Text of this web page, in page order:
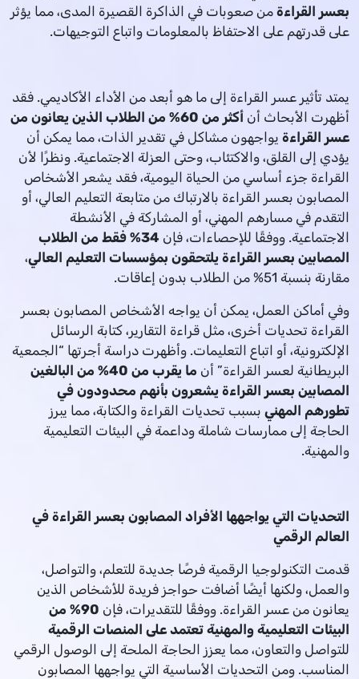
بعسر القراءة من صعوبات في الذاكرة القصيرة المدى، مما يؤثر
على قدرتهم على الاحتفاظ بالمعلومات واتباع التوجيهات.
يمتد تأثير عسر القراءة إلى ما هو أبعد من الأداء الأكاديمي. فقد
أظهرت الأبحاث أن
أكثر من 60% من الطلاب الذين يعانون من
عسر القراءة يواجهون مشاكل في تقدير الذات، مما يمكن أن
يؤدي إلى القلق، والاكتئاب، وحتى العزلة الاجتماعية. ونظرًا لأن
القراءة جزء أساسي من الحياة اليومية، فقد يشعر الأشخاص
المصابون بعسر القراءة بالارتباك من متابعة التعليم العالي، أو
التقدم في مسارهم المهني، أو المشاركة في الأنشطة
الاجتماعية. ووفقًا للإحصاءات، فإن
34% فقط من الطلاب
المصابين بعسر القراءة يلتحقون بمؤسسات التعليم العالي،
مقارنة بنسبة 51% من الطلاب بدون إعاقات.
وفي أماكن العمل، يمكن أن يواجه الأشخاص المصابون بعسر
القراءة تحديات أخرى، مثل قراءة التقارير، كتابة الرسائل
الإلكترونية، أو اتباع التعليمات. وأظهرت دراسة أجرتها “الجمعية
البريطانية لعسر القراءة” أن
ما يقرب من 40% من البالغين
المصابين بعسر القراءة يشعرون بأنهم محدودون في
تطورهم المهني بسبب تحديات القراءة والكتابة، مما يبرز
الحاجة إلى ممارسات شاملة وداعمة في البيئات التعليمية
والمهنية.
التحديات التي يواجهها الأفراد المصابون بعسر القراءة في
العالم الرقمي
قدمت التكنولوجيا الرقمية فرصًا جديدة للتعلم، والتواصل،
والعمل، ولكنها أيضًا أضافت حواجز فريدة للأشخاص الذين
يعانون من عسر القراءة. ووفقًا للتقديرات، فإن
90% من
البيئات التعليمية والمهنية تعتمد على المنصات الرقمية
للتواصل والتعاون، مما يعزز الحاجة الملحة إلى الوصول الرقمي
المناسب. ومن التحديات الأساسية التي يواجهها المصابون